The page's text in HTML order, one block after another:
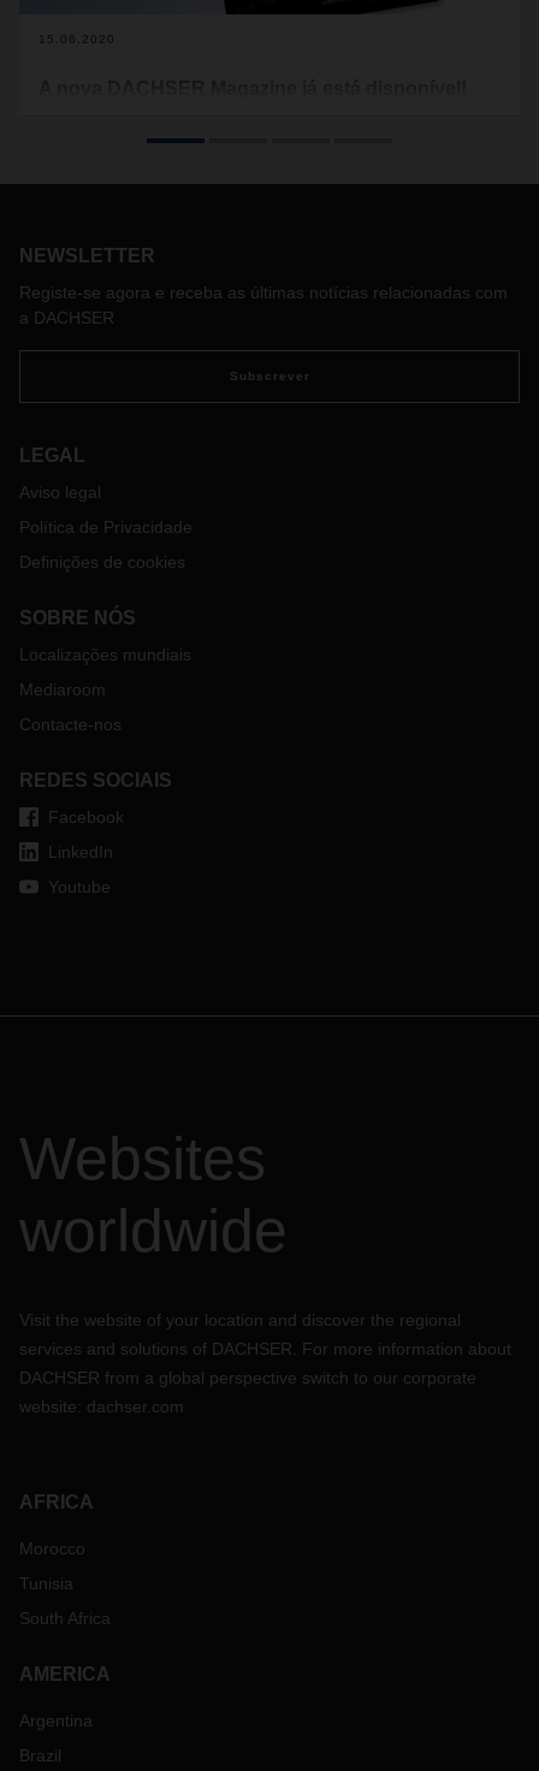
15.06.2020
NEWSLETTER
Registe-se agora e receba as últimas notícias relacionadas com
a DACHSER
Subscrever
LEGAL
Aviso legal
Política de Privacidade
Definições de cookies
SOBRE NÓS
Localizações mundiais
Mediaroom
Contacte-nos
REDES SOCIAIS
Facebook
LinkedIn
Youtube
Websites
worldwide
Visit the website of your location and discover the regional
services and solutions of DACHSER. For more information about
DACHSER from a global perspective switch to our corporate
website: dachser.com
AFRICA
Morocco
Tunisia
South Africa
AMERICA
Argentina
Brazil